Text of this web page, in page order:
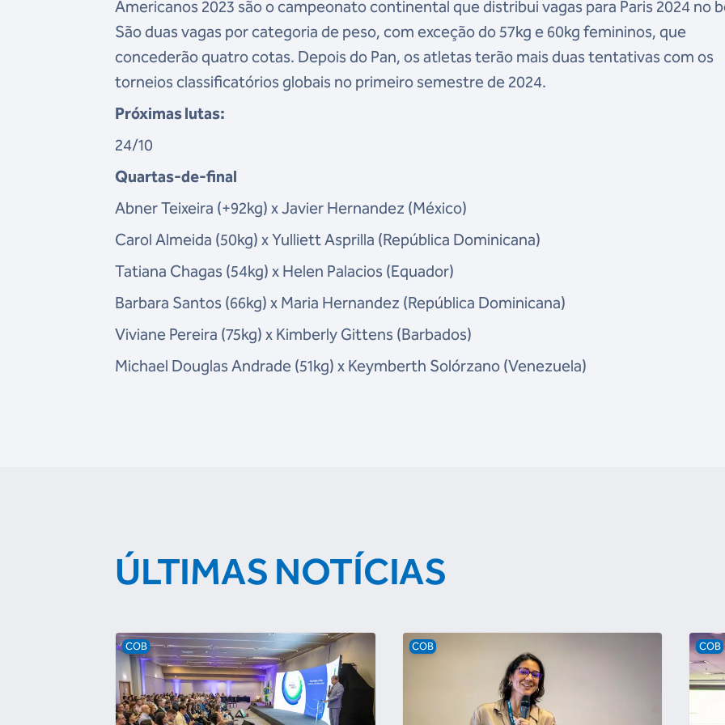
Americanos 2023 são o campeonato continental que distribui vagas para Paris 2024 no
São duas vagas por categoria de peso, com exceção do 57kg e 60kg femininos, que
concederão quatro cotas. Depois do Pan, os atletas terão mais duas tentativas com os
torneios classificatórios globais no primeiro semestre de 2024.
Próximas lutas:
24/10
Quartas-de-final
Abner Teixeira (+92kg) x Javier Hernandez (México)
Carol Almeida (50kg) x Yulliett Asprilla (República Dominicana)
Tatiana Chagas (54kg) x Helen Palacios (Equador)
Barbara Santos (66kg) x Maria Hernandez (República Dominicana)
Viviane Pereira (75kg) x Kimberly Gittens (Barbados)
Michael Douglas Andrade (51kg) x Keymberth Solórzano (Venezuela)
ÚLTIMAS NOTÍCIAS
COB COB COB